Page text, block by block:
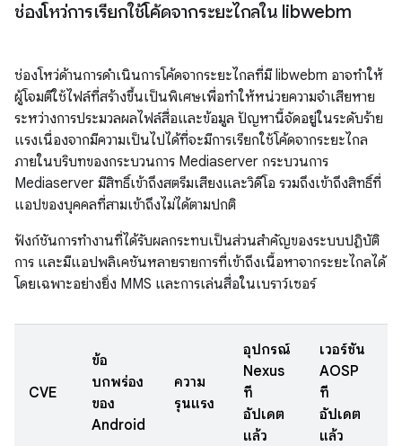
ช่องโหว่การเรียกใช้โค้ดจากระยะไกลใน libwebm
ช่องโหว่ด้านการดำเนินการโค้ดจากระยะไกลที่มี libwebm อาจทำให้
ผู้โจมตีใช้ไฟล์ที่สร้างขึ้นเป็นพิเศษเพื่อทำให้หน่วยความจำเสียหาย
ระหว่างการประมวลผลไฟล์สื่อและข้อมูล ปัญหานี้จัดอยู่ในระดับร้าย
แรงเนื่องจากมีความเป็นไปได้ที่จะมีการเรียกใช้โค้ดจากระยะไกล
ภายในบริบทของกระบวนการ Mediaserver กระบวนการ
Mediaserver มีสิทธิ์เข้าถึงสตรีมเสียงและวิดีโอ รวมถึงเข้าถึงสิทธิ์ที่
แอปของบุคคลที่สามเข้าถึงไม่ได้ตามปกติ
ฟังก์ชันการทำงานที่ได้รับผลกระทบเป็นส่วนสำคัญของระบบปฏิบัติ
การ และมีแอปพลิเคชันหลายรายการที่เข้าถึงเนื้อหาจากระยะไกลได้
โดยเฉพาะอย่างยิ่ง MMS และการเล่นสื่อในเบราว์เซอร์
CVE
ข้อ
บกพร่อง
ของ
Android
ความ
รุนแรง
อุปกรณ์
Nexus
ที่
อัปเดต
แล้ว
เวอร์ชัน
AOSP
ที่
อัปเดต
แล้ว